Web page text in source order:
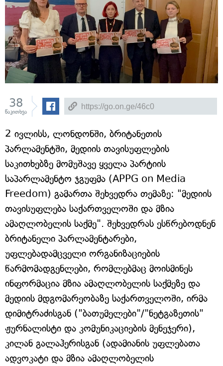
38
წაკითხვა
2 ივლისს, ლონდონში, ბრიტანეთის
პარლამენტში, მედიის თავისუფლების
საკითხებზე მომუშავე ყველა პარტიის
საპარლამენტო ჯგუფმა (APPG on Media
Freedom) გამართა შეხვედრა თემაზე: "მედიის
თავისუფლება საქართველოში და მზია
ამაღლობელის საქმე". შეხვედრას ესწრებოდნენ
ბრიტანელი პარლამენტარები,
უფლებადამცველი ორგანიზაციების
წარმომადგენლები, რომლებმაც მოისმინეს
ინფორმაცია მზია ამაღლობელის საქმეზე და
მედიის მდგომარეობაზე საქართველოში, ირმა
დიმიტრაძისგან ("ბათუმელები"/"ნეტგაზეთის"
ჟურნალისტი და კომუნიკაციების მენეჯერი),
კილან გალაჰერისგან (ადამიანის უფლებათა
ადვოკატი და მზია ამაღლობელის